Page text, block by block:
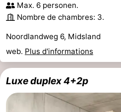
Max. 6 personen.
Nombre de chambres: 3.
Noordlandweg 6, Midsland
web. Plus d'informations
Luxe duplex 4+2p